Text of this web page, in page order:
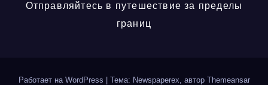
Отправляйтесь в путешествие за пределы
границ
Работает на WordPress Тема: Newspaperex, автор Themeansar